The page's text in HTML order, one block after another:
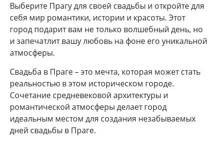
Выберите Прагу для своей свадьбы и откройте для
себя мир романтики, истории и красоты. Этот
город подарит вам не только волшебный день, но
и запечатлит вашу любовь на фоне его уникальной
атмосферы.
Свадьба в Праге – это мечта, которая может стать
реальностью в этом историческом городе.
Сочетание средневековой архитектуры и
романтической атмосферы делает город
идеальным местом для создания незабываемых
дней свадьбы в Праге.